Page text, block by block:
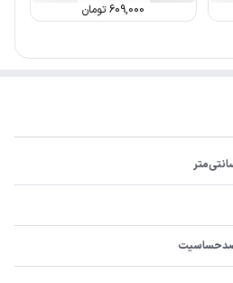
609,000تومان